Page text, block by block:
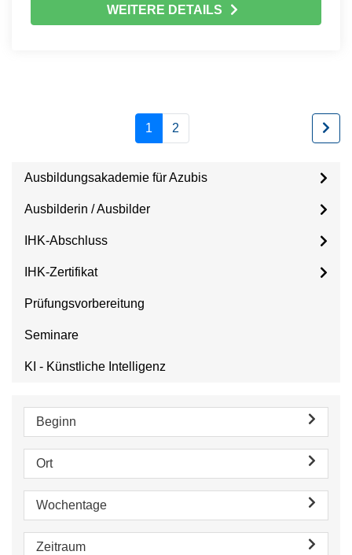
WEITERE DETAILS
1 2
Ausbildungsakademie für Azubis
Ausbilderin / Ausbilder
IHK-Abschluss
IHK-Zertifikat
Prüfungsvorbereitung
Seminare
KI - Künstliche Intelligenz
Beginn
Ort
Wochentage
Zeitraum